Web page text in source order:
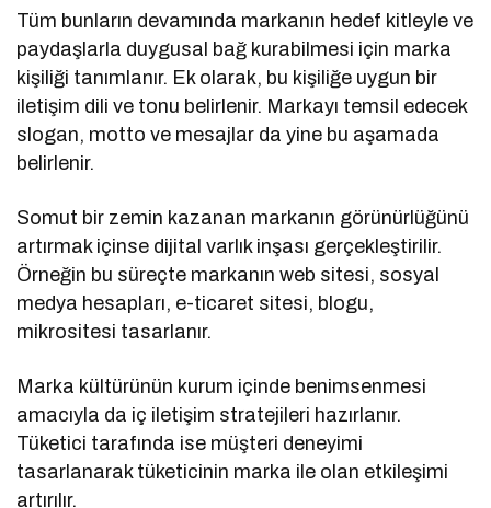
Tüm bunların devamında markanın hedef kitleyle ve
paydaşlarla duygusal bağ kurabilmesi için marka
kişiliği tanımlanır. Ek olarak, bu kişiliğe uygun bir
iletişim dili ve tonu belirlenir. Markayı temsil edecek
slogan, motto ve mesajlar da yine bu aşamada
belirlenir.
Somut bir zemin kazanan markanın görünürlüğünü
artırmak içinse dijital varlık inşası gerçekleştirilir.
Örneğin bu süreçte markanın web sitesi, sosyal
medya hesapları, e-ticaret sitesi, blogu,
mikrositesi tasarlanır.
Marka kültürünün kurum içinde benimsenmesi
amacıyla da iç iletişim stratejileri hazırlanır.
Tüketici tarafında ise müşteri deneyimi
tasarlanarak tüketicinin marka ile olan etkileşimi
artırılır.